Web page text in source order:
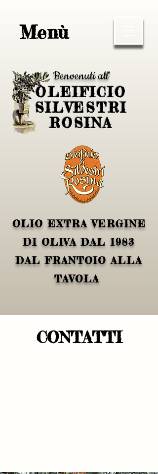
Menù
Benvenuti all'
OLEIFICIO
SILVESTRI
ROSINA
OLIO EXTRA VERGINE
DI OLIVA DAL 1983
DAL FRANTOIO ALLA
TAVOLA
CONTATTI